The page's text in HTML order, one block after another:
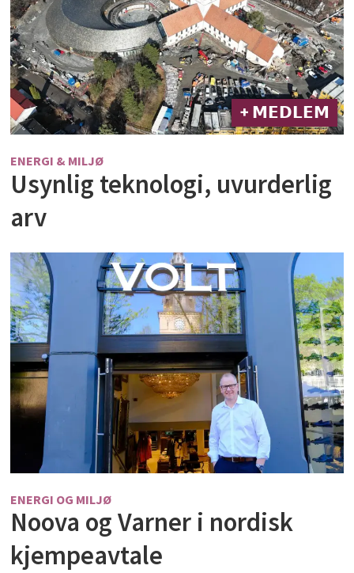
+ 𝗠𝗘𝗗𝗟𝗘𝗠
ENERGI & MILJØ
Usynlig teknologi, uvurderlig
arv
ENERGI OG MILJØ
Noova og Varner i nordisk
kjempeavtale